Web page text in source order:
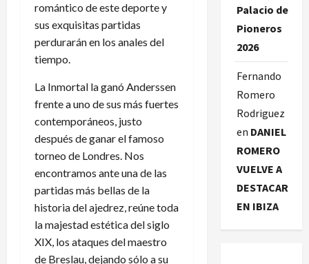
romántico de este deporte y
sus exquisitas partidas
perdurarán en los anales del
tiempo.
La Inmortal la ganó Anderssen
frente a uno de sus más fuertes
contemporáneos, justo
después de ganar el famoso
torneo de Londres. Nos
encontramos ante una de las
partidas más bellas de la
historia del ajedrez, reúne toda
la majestad estética del siglo
XIX, los ataques del maestro
de Breslau, dejando sólo a su
Palacio de
Pioneros
2026
Fernando
Romero
Rodriguez
en DANIEL
ROMERO
VUELVE A
DESTACAR
EN IBIZA